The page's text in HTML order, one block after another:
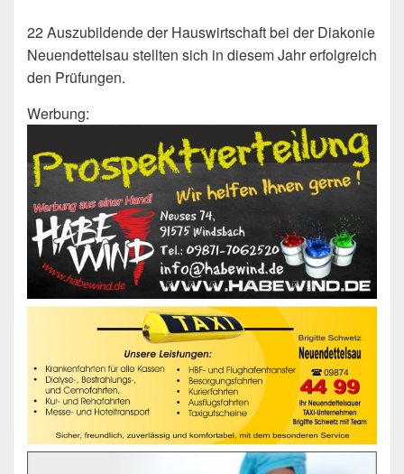
22 Auszubildende der Hauswirtschaft bei der Diakonie
Neuendettelsau stellten sich in diesem Jahr erfolgreich
den Prüfungen.
Werbung: